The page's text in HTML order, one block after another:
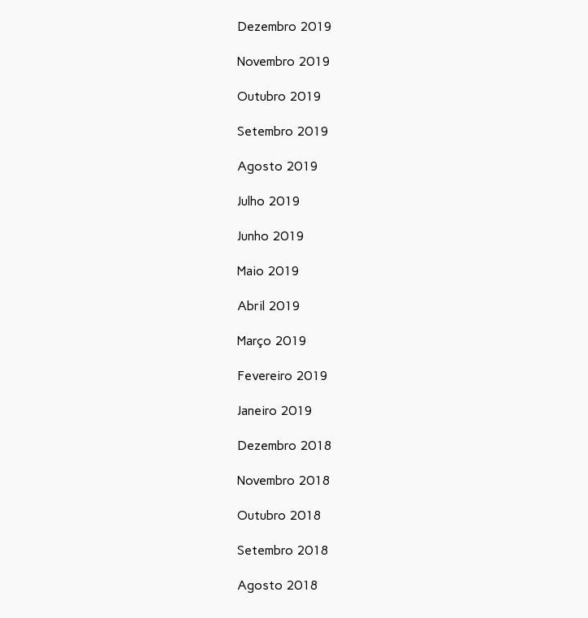
Dezembro 2019
Novembro 2019
Outubro 2019
Setembro 2019
Agosto 2019
Julho 2019
Junho 2019
Maio 2019
Abril 2019
Março 2019
Fevereiro 2019
Janeiro 2019
Dezembro 2018
Novembro 2018
Outubro 2018
Setembro 2018
Agosto 2018